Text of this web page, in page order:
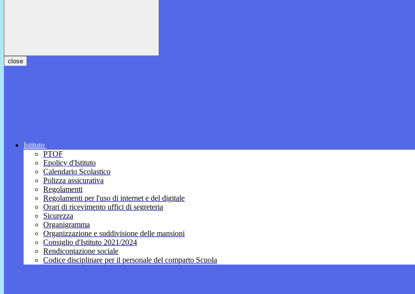
close
Istituto
PTOF
Epolicy d'Istituto
Calendario Scolastico
Polizza assicurativa
Regolamenti
Regolamenti per l'uso di internet e del digitale
Orari di ricevimento uffici di segreteria
Sicurezza
Organigramma
Organizzazione e suddivisione delle mansioni
Consiglio d'Istituto 2021/2024
Rendicontazione sociale
Codice disciplinare per il personale del comparto Scuola